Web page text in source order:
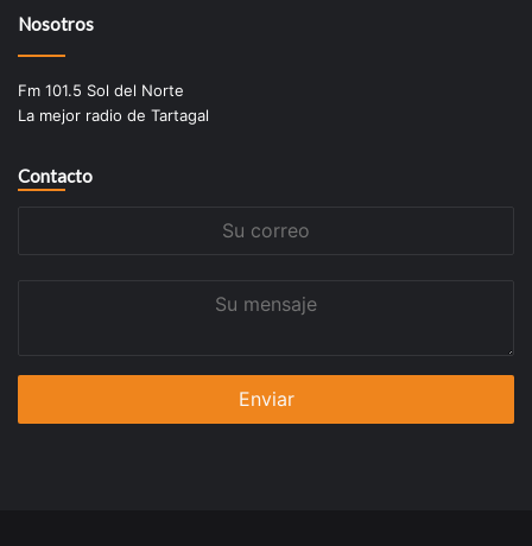
Nosotros
Fm 101.5 Sol del Norte
La mejor radio de Tartagal
Contacto